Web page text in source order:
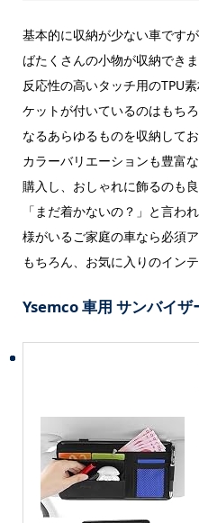
基本的に収納が少ない車です
ばたくさんの小物が収納できま
反応性の高いタッチ用のTPU
ケットが付いているのはもち
なるあらゆるものを収納して
カラーバリエーションも豊富
購入し、おしゃれに飾るのも良
「まだ着かないの？」と言わ
様がいるご家庭の車なら必須
もちろん、お気に入りのイン
Ysemco 車用 サンバイザ